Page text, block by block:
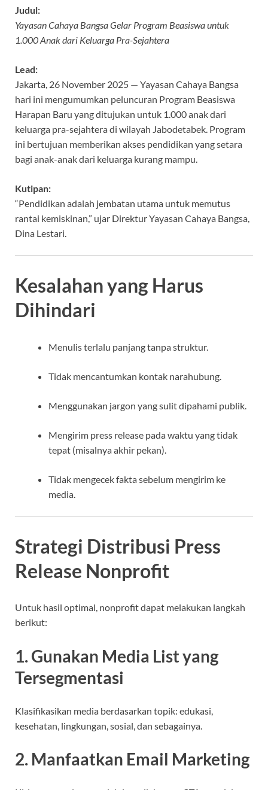
Judul:
Yayasan Cahaya Bangsa Gelar Program Beasiswa untuk
1.000 Anak dari Keluarga Pra-Sejahtera
Lead:
Jakarta, 26 November 2025 — Yayasan Cahaya Bangsa
hari ini mengumumkan peluncuran Program Beasiswa
Harapan Baru yang ditujukan untuk 1.000 anak dari
keluarga pra-sejahtera di wilayah Jabodetabek. Program
ini bertujuan memberikan akses pendidikan yang setara
bagi anak-anak dari keluarga kurang mampu.
Kutipan:
“Pendidikan adalah jembatan utama untuk memutus
rantai kemiskinan,” ujar Direktur Yayasan Cahaya Bangsa,
Dina Lestari.
Kesalahan yang Harus
Dihindari
Menulis terlalu panjang tanpa struktur.
Tidak mencantumkan kontak narahubung.
Menggunakan jargon yang sulit dipahami publik.
Mengirim press release pada waktu yang tidak
tepat (misalnya akhir pekan).
Tidak mengecek fakta sebelum mengirim ke
media.
Strategi Distribusi Press
Release Nonprofit
Untuk hasil optimal, nonprofit dapat melakukan langkah
berikut:
1. Gunakan Media List yang
Tersegmentasi
Klasifikasikan media berdasarkan topik: edukasi,
kesehatan, lingkungan, sosial, dan sebagainya.
2. Manfaatkan Email Marketing